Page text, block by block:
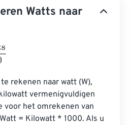
Watts naar
rekenen naar watt (W),
vermenigvuldigen
voor het omrekenen van
= Kilowatt * 1000. Als u